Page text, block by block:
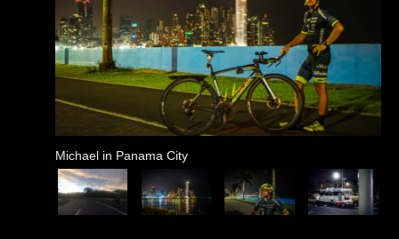
Michael in Panama City